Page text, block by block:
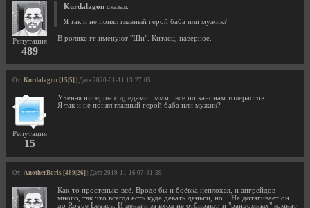
Репутация
489
Kurdalagon сказал:
Я так и не понял главный герой баба или мужик?
В ролике гг именуют "Ши". Китаец, наверное.
От: Kurdalagon [15|5] | Дата 2020-01-11 13:27:05
Репутация
15
Ученая нигерша с дредами...ммм...все по канонам толерастов.
Я так и не понял главный герой баба или мужик?
От: AnotherBoris [489|26] | Дата 2019-11-16 07:41:39
Как-то простенько всё. Вроде бы и боёвка неплохая, и апгрейдов
много, так что всегда есть куда девать деньги, но... Не дотягивает он
до Rogue Legacy. И деньги за вход не отбирают, и "рандомных" комнат